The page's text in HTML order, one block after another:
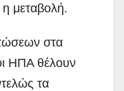
μεταβολή.
στα
ΗΠΑ θέλουν
τα